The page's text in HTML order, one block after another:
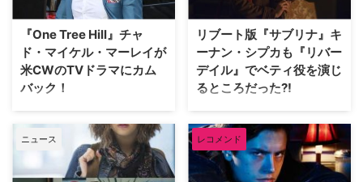
連記事】「ベティとジャグヘッド
ー…
【関連記事】【イケメン＆美女を
ル』：…
『One Tree Hill』チャ
ド・マイケル・マーレイが
米CWのTVドラマにカム
バック！
米CWにて2003年から9シーズン
にわたって放送された人気青春ド
ラマ『One Tree Hill』。このドラ
マで主人公の一人ルーカスを演じ
たチャド・マイケル・マーレイ
リブート版『サブリナ』キ
ーナン・シプカも『リバー
デイル』でベティ役を演じ
るところだった?!
米アーチー・コミックスのキャラ
クター、サブリナを主人公にした
Netflixの新シリーズ『サブリナ:
ダーク・アドベンチャー』で主役
を務めるキーナン・シプカ。
ニュース レコメンド